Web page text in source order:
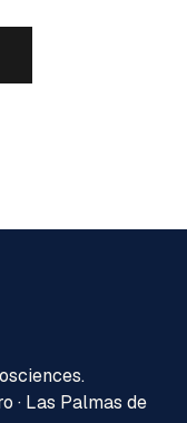
· Las Palmas de